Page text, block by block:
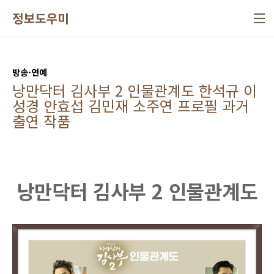
정보도우미
방송·연예
낭만닥터 김사부 2 인물관계도 한석규 이
성경 안효섭 김민재 소주연 프로필 과거
출연 작품
낭만닥터 김사부 2 인물관계도